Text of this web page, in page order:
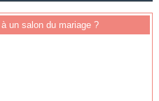
un salon du mariage ?